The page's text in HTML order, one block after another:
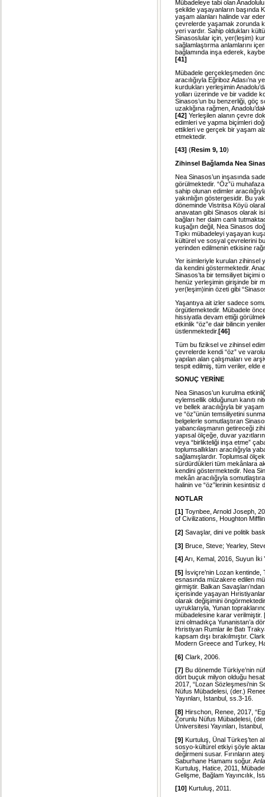
Mübadeleye tabi olan
şekilde yaşayanların başında
yaşam alanları halinde var
çevrelerde yaşamak zorunda
yeri vardır. Sahip oldukları
Sinasoslular için, yer(leşim)
sağlamlaştırma anlamlarını
bağlamında inşa ederek,
[41]
Mübadele gerçekleşmeden
aracılığıyla Eğriboz
kurdukları yerleşimin
yolları üzerinde ve bir vadide
Sinasos’un bu benzerliği, göç
uzaklığına rağmen,
[42] Yerleşilen alanın çevre
edimleri ve yapma biçimleri
ettikleri ve gerçek bir yaşam
etmektedir.
[43] (Resim 9, 10)
Zihinsel Bağlamda Nea
Nea Sinasos’un inşasında
görülmektedir. “Öz”ü
sahip olunan edimler
yakınlığın göstergesidir. Bu
döneminde Vistritsa Köyü
anavatan gibi Sinasos olarak
bağları her daim canlı
kuşağın değil, Nea Sinasos
Tıpkı mübadeleyi yaşayan
kültürel ve sosyal çevrelerini
yerinden edilmenin etkisine
Yer isimleriyle kurulan zihinsel
da kendini göstermektedir.
Sinasos’ta bir temsiliyet biçimi
henüz yerleşimin girişinde bir
yer(leşim)inin özeti gibi
Yaşantıya ait izler sadece
örgütlemektedir. Mübadele
hissiyatla devam ettiği
etkinlik “öz”e dair bilincin
üstlenmektedir.[46]
Tüm bu fiziksel ve zihinsel
çevrelerde kendi “öz” ve
yapılan alan çalışmaları ve
tespit edilmiş, tüm veriler, elde
SONUÇ YERİNE
Nea Sinasos’un kurulma
eylemsellik olduğunun kanıtı
ve bellek aracılığıyla bir
ve “öz”ünün temsiliyetini
belgelerle somutlaştıran
yabancılaşmanın getireceği
yapısal ölçeğe, duvar
veya “birlikteliği inşa etme”
toplumsallıkları aracılığıyla
sağlamışlardır. Toplumsal
sürdürdükleri tüm mekânlara
kendini göstermektedir. Nea
mekân aracılığıyla
halinin ve “öz”lerinin kesintisiz
NOTLAR
[1] Toynbee, Arnold Joseph,
of Civilizations, Houghton
[2] Savaşlar, dini ve politik
[3] Bruce, Steve; Yearley,
[4] Arı, Kemal, 2016, Suyun İki
[5] İsviçre’nin Lozan kentinde,
esnasında müzakere edilen
girmiştir. Balkan
içerisinde yaşayan Hıristiyanlar
olarak değişimini
uyruklarıyla, Yunan
mübadelesine karar verilmiştir.
izni olmadıkça Yunanistan’a
Hıristiyan Rumlar ile Batı
kapsam dışı bırakılmıştır.
Modern Greece and Turkey,
[6] Clark, 2006.
[7] Bu dönemde Türkiye’nin
dört buçuk milyon olduğu
2017, “Lozan Sözleşmesi’nin
Nüfus Mübadelesi, (der.)
Yayınları, İstanbul, ss.3-16.
[8] Hirschon, Renee, 2017,
Zorunlu Nüfus Mübadelesi,
Üniversitesi Yayınları,
[9] Kurtuluş, Ünal Türkeş’ten
sosyo-kültürel etkiyi şöyle
değirmeni susar. Fırınların
Saburhane Hamamı soğur.
Kurtuluş, Hatice, 2011,
Gelişme, Bağlam Yayıncılık,
[10] Kurtuluş, 2011.